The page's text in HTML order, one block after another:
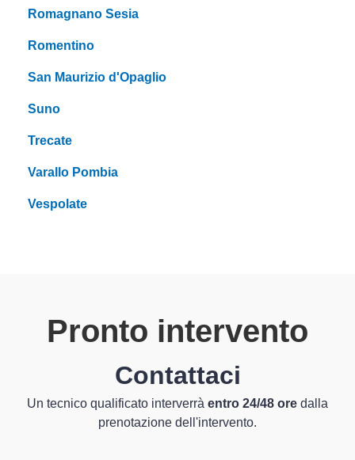
Romagnano Sesia
Romentino
San Maurizio d'Opaglio
Suno
Trecate
Varallo Pombia
Vespolate
Pronto intervento
Contattaci
Un tecnico qualificato interverrà entro 24/48 ore dalla
prenotazione dell'intervento.